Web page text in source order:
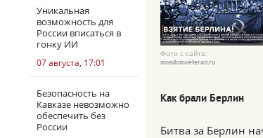
Уникальная
возможность для
России вписаться в
гонку ИИ
07 августа, 17:01
Безопасность на
Кавказе невозможно
обеспечить без
России
Фото с сайта:
mosdomveteran.ru
Как брали Берлин
Битва за Берлин